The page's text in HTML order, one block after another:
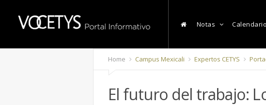
Notas Calendario
Home Campus Mexicali Expertos CETYS
El futuro del trabajo: